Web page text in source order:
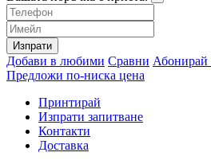
Изпрати
Добави в любими Сравни Абонирай
Предложи по-ниска цена
Принтирай
Изпрати запитване
Контакти
Доставка